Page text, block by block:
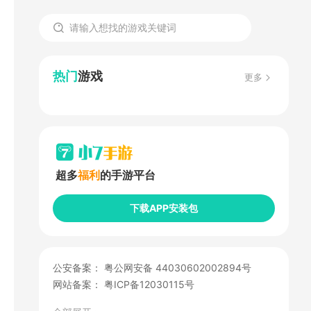
热门游戏 更多
超多福利 的手游平台
下载APP安装包
公安备案： 粤公网安备 44030602002894号
网站备案： 粤ICP备12030115号